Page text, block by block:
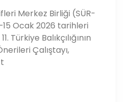
Merkez Birliği (SÜR-
Ocak 2026 tarihleri
Türkiye Balıkçılığının
Çalıştayı,